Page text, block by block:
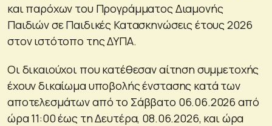
και παρόχων του Προγράμματος Διαμονής
Παιδιών σε Παιδικές Κατασκηνώσεις έτους 2026
στον ιστότοπο της ΔΥΠΑ.
Οι δικαιούχοι που κατέθεσαν αίτηση συμμετοχής
έχουν δικαίωμα υποβολής ένστασης κατά των
αποτελεσμάτων από το Σάββατο 06.06.2026 από
ώρα 11:00 έως τη Δευτέρα, 08.06.2026, και ώρα